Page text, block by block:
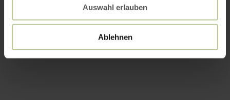
Auswahl erlauben
Ablehnen